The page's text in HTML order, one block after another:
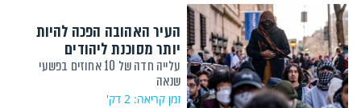
העיר האהובה הפכה להיות
יותר מסוכנת ליהודים
עלייה חדה של 10 אחוזים בפשעי
שנאה
זמן קריאה: 2 דק'